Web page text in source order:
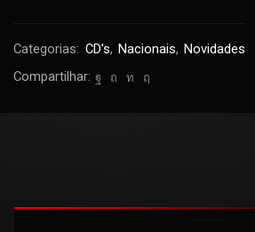
Categorias: CD's, Nacionais, Novidades
Compartilhar: